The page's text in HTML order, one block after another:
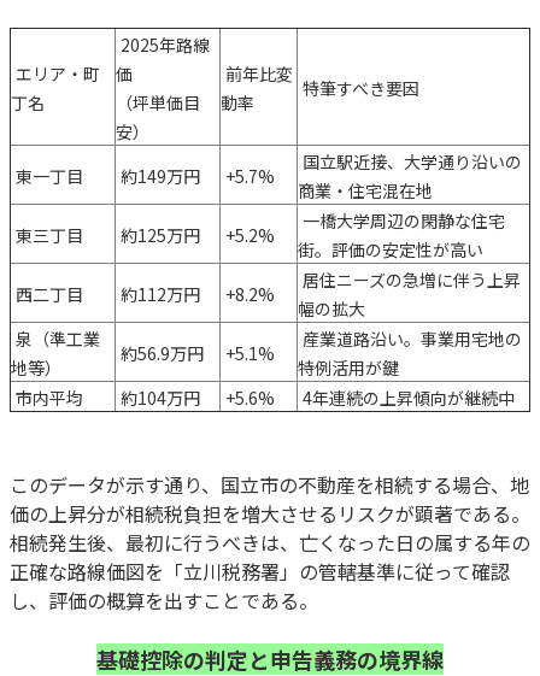
エリア・町
丁名
2025年路線
価
（坪単価目
安）
前年比変
動率
特筆すべき要因
東一丁目 約149万円 +5.7%
国立駅近接、大学通り沿いの
商業・住宅混在地
東三丁目
約125万円 +5.2%
一橋大学周辺の閑静な住宅
街。評価の安定性が高い
西二丁目
約112万円 +8.2%
居住ニーズの急増に伴う上昇
幅の拡大
泉（準工業
地等）
約56.9万円 +5.1%
産業道路沿い。事業用宅地の
特例活用が鍵
市内平均
約104万円 +5.6% 4年連続の上昇傾向が継続中
このデータが示す通り、国立市の不動産を相続する場合、地
価の上昇分が相続税負担を増大させるリスクが顕著である。
相続発生後、最初に行うべきは、亡くなった日の属する年の
正確な路線価図を「立川税務署」の管轄基準に従って確認
し、評価の概算を出すことである。
基礎控除の判定と申告義務の境界線